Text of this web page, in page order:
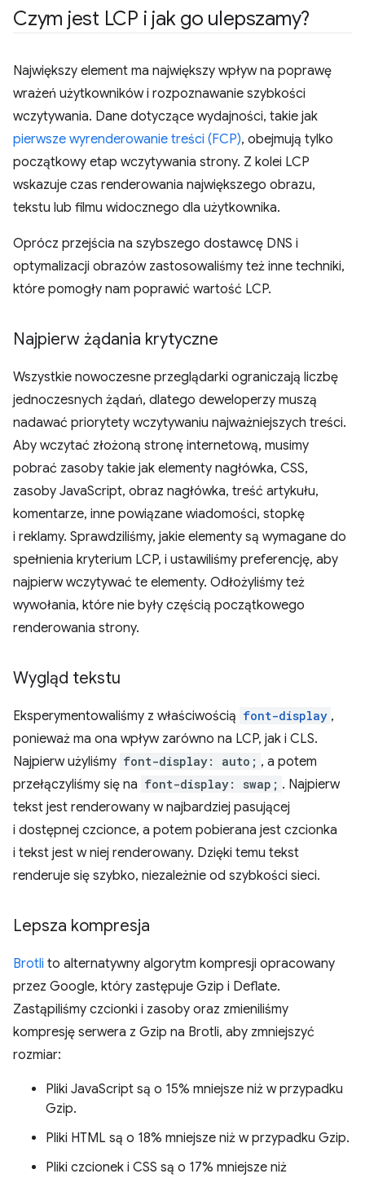
Czym jest LCP i jak go ulepszamy?
Największy element ma największy wpływ na poprawę
wrażeń użytkowników i rozpoznawanie szybkości
wczytywania. Dane dotyczące wydajności, takie jak
pierwsze wyrenderowanie treści (FCP), obejmują tylko
początkowy etap wczytywania strony. Z kolei LCP
wskazuje czas renderowania największego obrazu,
tekstu lub filmu widocznego dla użytkownika.
Oprócz przejścia na szybszego dostawcę DNS i
optymalizacji obrazów zastosowaliśmy też inne techniki,
które pomogły nam poprawić wartość LCP.
Najpierw żądania krytyczne
Wszystkie nowoczesne przeglądarki ograniczają liczbę
jednoczesnych żądań, dlatego deweloperzy muszą
nadawać priorytety wczytywaniu najważniejszych treści.
Aby wczytać złożoną stronę internetową, musimy
pobrać zasoby takie jak elementy nagłówka, CSS,
zasoby JavaScript, obraz nagłówka, treść artykułu,
komentarze, inne powiązane wiadomości, stopkę
i reklamy. Sprawdziliśmy, jakie elementy są wymagane do
spełnienia kryterium LCP, i ustawiliśmy preferencję, aby
najpierw wczytywać te elementy. Odłożyliśmy też
wywołania, które nie były częścią początkowego
renderowania strony.
Wygląd tekstu
Eksperymentowaliśmy z właściwością font-display ,
ponieważ ma ona wpływ zarówno na LCP, jak i CLS.
Najpierw użyliśmy font-display: auto; , a potem
przełączyliśmy się na font-display: swap; . Najpierw
tekst jest renderowany w najbardziej pasującej
i dostępnej czcionce, a potem pobierana jest czcionka
i tekst jest w niej renderowany. Dzięki temu tekst
renderuje się szybko, niezależnie od szybkości sieci.
Lepsza kompresja
Brotli to alternatywny algorytm kompresji opracowany
przez Google, który zastępuje Gzip i Deflate.
Zastąpiliśmy czcionki i zasoby oraz zmieniliśmy
kompresję serwera z Gzip na Brotli, aby zmniejszyć
rozmiar:
Pliki JavaScript są o 15% mniejsze niż w przypadku
Gzip.
Pliki HTML są o 18% mniejsze niż w przypadku Gzip.
Pliki czcionek i CSS są o 17% mniejsze niż